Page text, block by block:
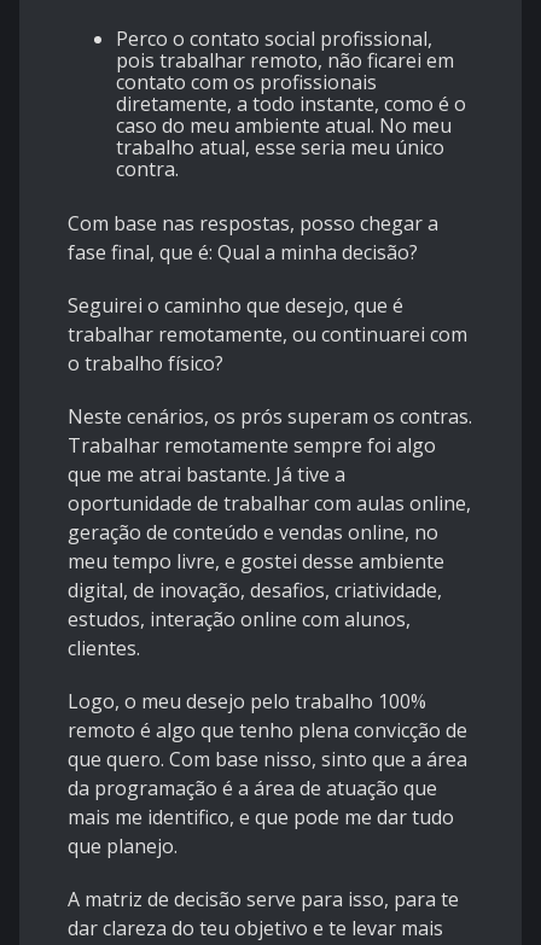
Perco o contato social profissional,
pois trabalhar remoto, não ficarei em
contato com os profissionais
diretamente, a todo instante, como é o
caso do meu ambiente atual. No meu
trabalho atual, esse seria meu único
contra.
Com base nas respostas, posso chegar a
fase final, que é: Qual a minha decisão?
Seguirei o caminho que desejo, que é
trabalhar remotamente, ou continuarei com
o trabalho físico?
Neste cenários, os prós superam os contras.
Trabalhar remotamente sempre foi algo
que me atrai bastante. Já tive a
oportunidade de trabalhar com aulas online,
geração de conteúdo e vendas online, no
meu tempo livre, e gostei desse ambiente
digital, de inovação, desafios, criatividade,
estudos, interação online com alunos,
clientes.
Logo, o meu desejo pelo trabalho 100%
remoto é algo que tenho plena convicção de
que quero. Com base nisso, sinto que a área
da programação é a área de atuação que
mais me identifico, e que pode me dar tudo
que planejo.
A matriz de decisão serve para isso, para te
dar clareza do teu objetivo e te levar mais